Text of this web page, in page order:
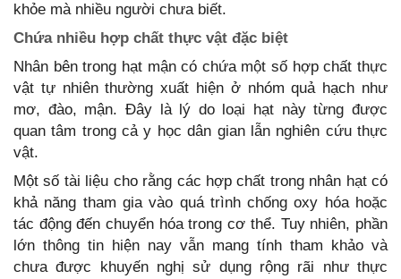
khỏe mà nhiều người chưa biết.
Chứa nhiều hợp chất thực vật đặc biệt
Nhân bên trong hạt mận có chứa một số hợp chất thực
vật tự nhiên thường xuất hiện ở nhóm quả hạch như
mơ, đào, mận. Đây là lý do loại hạt này từng được
quan tâm trong cả y học dân gian lẫn nghiên cứu thực
vật.
Một số tài liệu cho rằng các hợp chất trong nhân hạt có
khả năng tham gia vào quá trình chống oxy hóa hoặc
tác động đến chuyển hóa trong cơ thể. Tuy nhiên, phần
lớn thông tin hiện nay vẫn mang tính tham khảo và
chưa được khuyến nghị sử dụng rộng rãi như thực